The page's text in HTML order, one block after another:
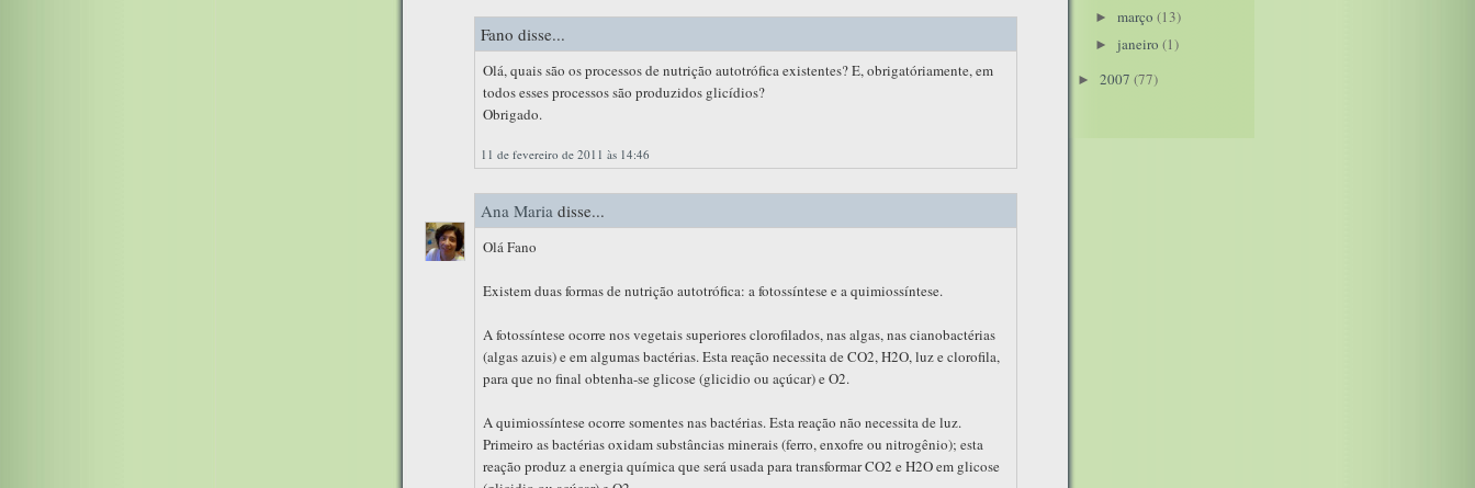
Fano disse...
Olá, quais são os processos de nutrição autotrófica existentes? E, obrigatóriamente, em
todos esses processos são produzidos glicídios?
Obrigado.
11 de fevereiro de 2011 às 14:46
Ana Maria disse...
Olá Fano
Existem duas formas de nutrição autotrófica: a fotossíntese e a quimiossíntese.
A fotossíntese ocorre nos vegetais superiores clorofilados, nas algas, nas cianobactérias
(algas azuis) e em algumas bactérias. Esta reação necessita de CO2, H2O, luz e clorofila,
para que no final obtenha-se glicose (glicidio ou açúcar) e O2.
A quimiossíntese ocorre somentes nas bactérias. Esta reação não necessita de luz.
Primeiro as bactérias oxidam substâncias minerais (ferro, enxofre ou nitrogênio); esta
reação produz a energia química que será usada para transformar CO2 e H2O em glicose
► março (13)
► janeiro (1)
► 2007 (77)